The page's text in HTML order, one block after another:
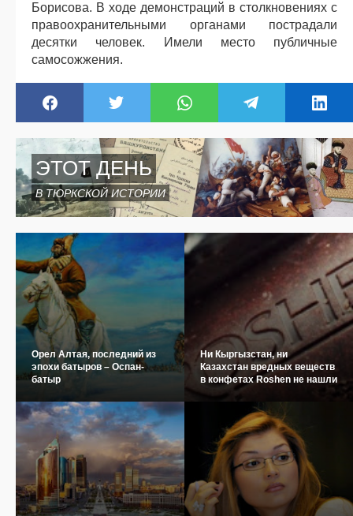
Борисова. В ходе демонстраций в столкновениях с
правоохранительными органами пострадали
десятки человек. Имели место публичные
самосожжения.
ЭТОТ ДЕНЬ
В ТЮРКСКОЙ ИСТОРИИ
Орел Алтая, последний из
эпохи батыров – Оспан-
батыр
Ни Кыргызстан, ни
Казахстан вредных веществ
в конфетах Roshen не нашли